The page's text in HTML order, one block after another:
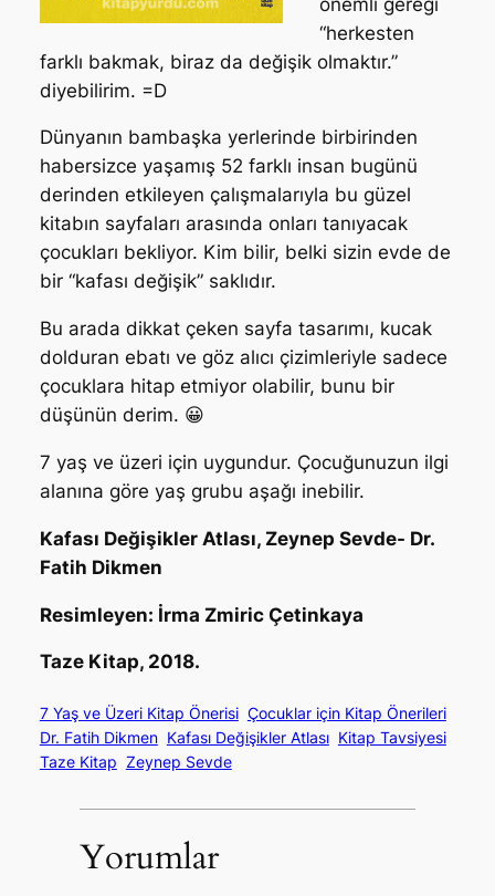
“herkesten
farklı bakmak, biraz da değişik olmaktır.”
diyebilirim. =D
Dünyanın bambaşka yerlerinde birbirinden
habersizce yaşamış 52 farklı insan bugünü
derinden etkileyen çalışmalarıyla bu güzel
kitabın sayfaları arasında onları tanıyacak
çocukları bekliyor. Kim bilir, belki sizin evde de
bir “kafası değişik” saklıdır.
Bu arada dikkat çeken sayfa tasarımı, kucak
dolduran ebatı ve göz alıcı çizimleriyle sadece
çocuklara hitap etmiyor olabilir, bunu bir
düşünün derim. 😀
7 yaş ve üzeri için uygundur. Çocuğunuzun ilgi
alanına göre yaş grubu aşağı inebilir.
Kafası Değişikler Atlası, Zeynep Sevde- Dr.
Fatih Dikmen
Resimleyen: İrma Zmiric Çetinkaya
Taze Kitap, 2018.
7 Yaş ve Üzeri Kitap Önerisi Çocuklar için Kitap Önerileri
Dr. Fatih Dikmen Kafası Değişikler Atlası Kitap Tavsiyesi
Taze Kitap Zeynep Sevde
Yorumlar